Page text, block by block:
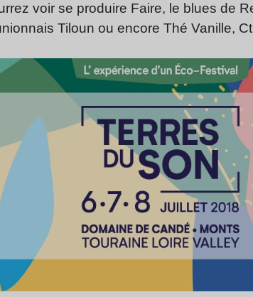
voir se produire Faire, le blues de
Tiloun ou encore Thé Vanille,